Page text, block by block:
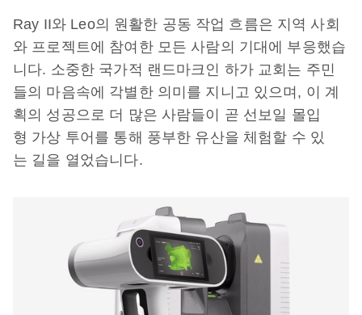
Ray II와 Leo의 원활한 공동 작업 흐름은 지역 사회
와 프로젝트에 참여한 모든 사람의 기대에 부응했습
니다. 소중한 국가적 랜드마크인 하가 교회는 주민
들의 마음속에 각별한 의미를 지니고 있으며, 이 계
획의 성공으로 더 많은 사람들이 곧 선보일 몰입
형 가상 투어를 통해 풍부한 유산을 체험할 수 있
는 길을 열었습니다.